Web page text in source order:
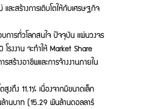
ะสร้างการเติบโตให้กับเศรษฐกิจ
ารทั่วโลกสนใจ ปัจจุบัน แผ่นวงจร
รงงาน จะทำให้ Market Share
สร้างอาชีพและการจ้างงานภายใน
ง 11.1% เนื่องจากมีขนาดเล็ก
ล้านบาท (15.29 พันล้านดอลลาร์